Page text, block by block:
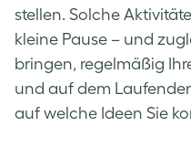
stellen. Solche
kleine Pause – und
bringen, regelmäßig
und auf dem
auf welche Ideen Sie